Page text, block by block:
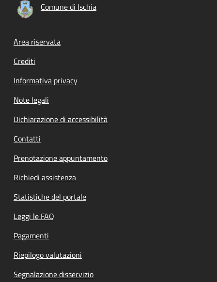
Comune di Ischia
Footer menu
Area riservata
Crediti
Informativa privacy
Note legali
Dichiarazione di accessibilità
Contatti
Prenotazione appuntamento
Richiedi assistenza
Statistiche del portale
Leggi le FAQ
Pagamenti
Riepilogo valutazioni
Segnalazione disservizio